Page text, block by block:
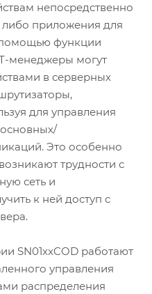
непосредственно
либо приложения для
функции
менеджеры могут
в серверных
для управления
Это особенно
трудности с
сеть и
к ней доступ с
SN01xxCOD работают
управления
распределения